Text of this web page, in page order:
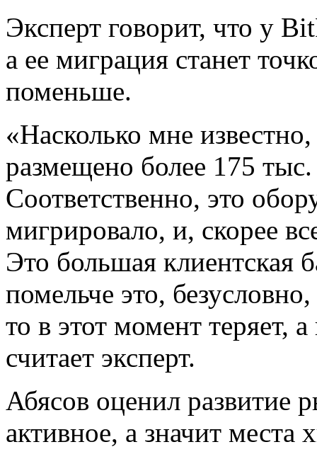
Эксперт говорит, что у
а ее миграция станет
поменьше.
«Насколько мне
размещено более 175
Соответственно, это
мигрировало, и, скорее
Это большая клиентская
помельче это,
то в этот момент теряет,
считает эксперт.
Абясов оценил развитие
активное, а значит места